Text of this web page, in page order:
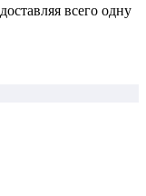
всего одну